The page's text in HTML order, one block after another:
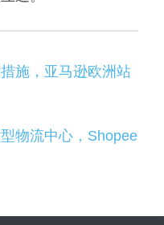
施，亚马逊欧洲站
物流中心，Shopee